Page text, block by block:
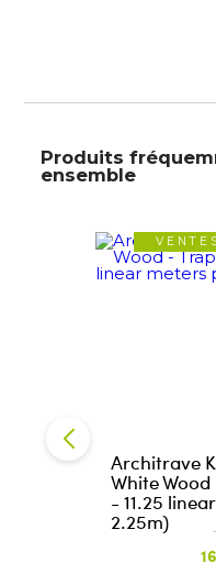
Produits
ensemble
Architrave
White
- 11.25
2.25m)